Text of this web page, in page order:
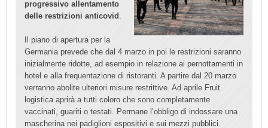
progressivo allentamento
delle restrizioni anticovid
Il piano di apertura per la
Germania prevede che dal 4 marzo in poi le restrizioni saranno
inizialmente ridotte, ad esempio in relazione ai pernottamenti in
hotel e alla frequentazione di ristoranti. A partire dal 20 marzo
verranno abolite ulteriori misure restrittive. Ad aprile Fruit
logistica aprirà a tutti coloro che sono completamente
vaccinati, guariti o testati. Permane l’obbligo di indossare una
mascherina nei padiglioni espositivi e sui mezzi pubblici.